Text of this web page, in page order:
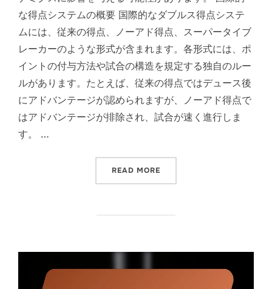
な得点システムの概要 国際的なダブルス得点システ
ムには、従来の得点、ノーアド得点、スーパータイブ
レーカーのような形式が含まれます。各形式には、ポ
イントの付与方法や試合の構造を規定する独自のルー
ルがあります。たとえば、従来の得点ではデュース後
にアドバンテージが認められますが、ノーアド得点で
はアドバンテージが排除され、試合が速く進行しま
す。 …
READ MORE